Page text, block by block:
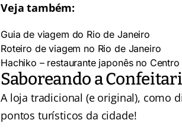
Veja também:
Guia de viagem do Rio de Janeiro
Roteiro de viagem no Rio de Janeiro
Hachiko – restaurante japonês no
Saboreando a
A loja tradicional (e original), como
pontos turísticos da cidade!